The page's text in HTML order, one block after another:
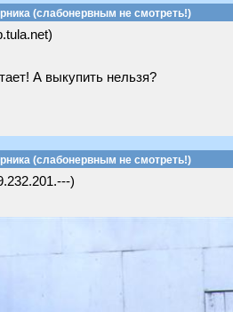
(слабонервным не смотреть!)
А выкупить нельзя?
(слабонервным не смотреть!)
)